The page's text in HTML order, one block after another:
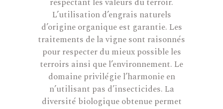
L’utilisation d’engrais naturels
d’origine organique est garantie. Les
traitements de la vigne sont raisonnés
pour respecter du mieux possible les
terroirs ainsi que l’environnement. Le
domaine privilégie l’harmonie en
n’utilisant pas d’insecticides. La
diversité biologique obtenue permet